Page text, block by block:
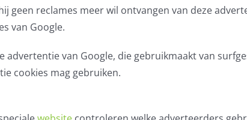
geen reclames meer wil ontvangen van deze
van Google.
advertentie van Google, die gebruikmaakt van
cookies mag gebruiken.